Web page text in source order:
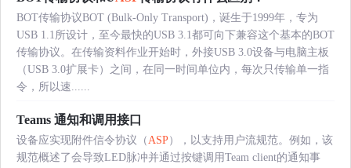
BOT传输协议BOT (Bulk-Only Transport)，诞生于1999年，专为
USB 1.1所设计，至今最快的USB 3.1都可向下兼容这个基本的BOT
传输协议。在传输资料作业开始时，外接USB 3.0设备与电脑主板
（USB 3.0扩展卡）之间，在同一时间单位内，每次只传输单一指
令，所以速......
Teams 通知和调用接口
设备应实现附件信令协议（ASP），以支持用户流规范。例如，该
规范概述了会导致LED脉冲并通过按键调用Team client的通知事